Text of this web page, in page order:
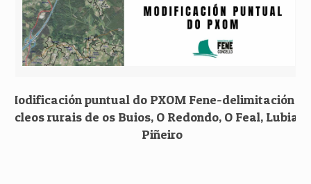
Modificación puntual do PXOM Fene-delimitación
núcleos rurais de os Buios, O Redondo, O Feal, Lubian
Piñeiro